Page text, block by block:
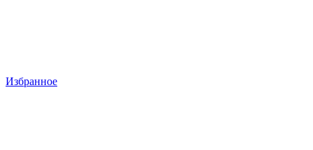
Избранное